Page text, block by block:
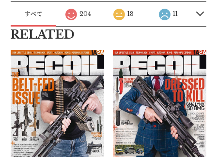
すべて 204 18 11
RELATED